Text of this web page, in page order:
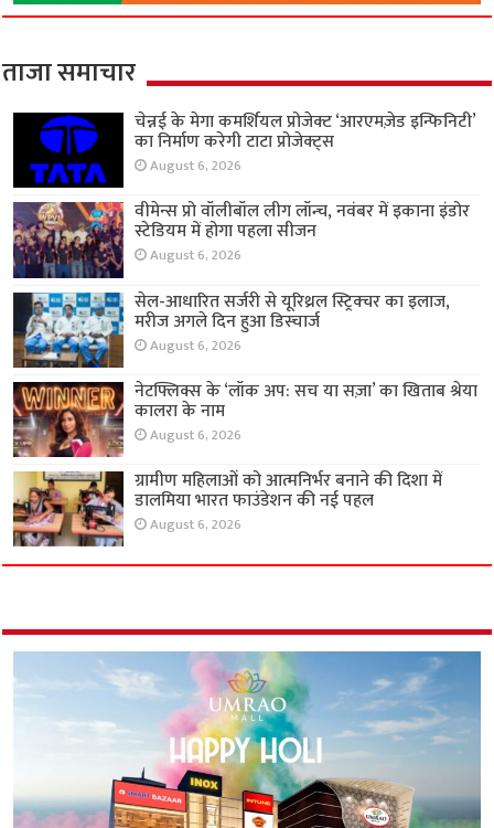
ताजा समाचार
चेन्नई के मेगा कमर्शियल प्रोजेक्ट ‘आरएमज़ेड इन्फिनिटी’
का निर्माण करेगी टाटा प्रोजेक्ट्स
August 6, 2026
वीमेन्स प्रो वॉलीबॉल लीग लॉन्च, नवंबर में इकाना इंडोर
स्टेडियम में होगा पहला सीजन
August 6, 2026
सेल-आधारित सर्जरी से यूरिथ्रल स्ट्रिक्चर का इलाज,
मरीज अगले दिन हुआ डिस्चार्ज
August 6, 2026
नेटफ्लिक्स के ‘लॉक अप: सच या सज़ा’ का खिताब श्रेया
कालरा के नाम
August 6, 2026
ग्रामीण महिलाओं को आत्मनिर्भर बनाने की दिशा में
डालमिया भारत फाउंडेशन की नई पहल
August 6, 2026